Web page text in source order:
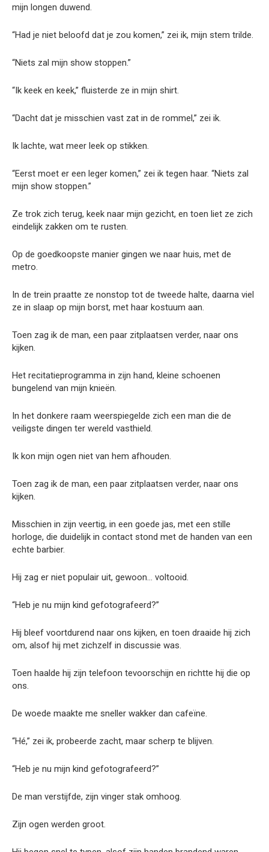
mijn longen duwend.
“Had je niet beloofd dat je zou komen,” zei ik, mijn stem trilde.
“Niets zal mijn show stoppen.”
“Ik keek en keek,” fluisterde ze in mijn shirt.
“Dacht dat je misschien vast zat in de rommel,” zei ik.
Ik lachte, wat meer leek op stikken.
“Eerst moet er een leger komen,” zei ik tegen haar. “Niets zal
mijn show stoppen.”
Ze trok zich terug, keek naar mijn gezicht, en toen liet ze zich
eindelijk zakken om te rusten.
Op de goedkoopste manier gingen we naar huis, met de
metro.
In de trein praatte ze nonstop tot de tweede halte, daarna viel
ze in slaap op mijn borst, met haar kostuum aan.
Toen zag ik de man, een paar zitplaatsen verder, naar ons
kijken.
Het recitatieprogramma in zijn hand, kleine schoenen
bungelend van mijn knieën.
In het donkere raam weerspiegelde zich een man die de
veiligste dingen ter wereld vasthield.
Ik kon mijn ogen niet van hem afhouden.
Toen zag ik de man, een paar zitplaatsen verder, naar ons
kijken.
Misschien in zijn veertig, in een goede jas, met een stille
horloge, die duidelijk in contact stond met de handen van een
echte barbier.
Hij zag er niet populair uit, gewoon… voltooid.
“Heb je nu mijn kind gefotografeerd?”
Hij bleef voortdurend naar ons kijken, en toen draaide hij zich
om, alsof hij met zichzelf in discussie was.
Toen haalde hij zijn telefoon tevoorschijn en richtte hij die op
ons.
De woede maakte me sneller wakker dan cafeïne.
“Hé,” zei ik, probeerde zacht, maar scherp te blijven.
“Heb je nu mijn kind gefotografeerd?”
De man verstijfde, zijn vinger stak omhoog.
Zijn ogen werden groot.